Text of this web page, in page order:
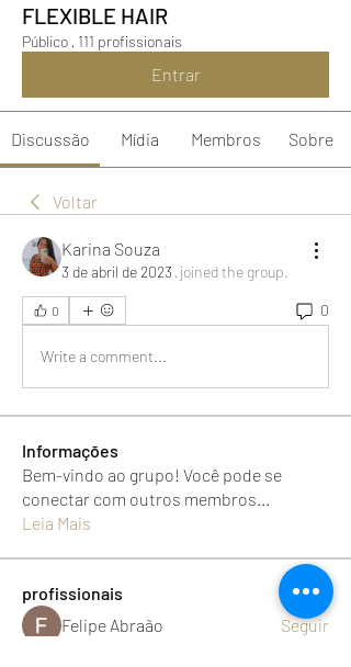
FLEXIBLE HAIR
Público · 111 profissionais
Entrar
Discussão Mídia Membros Sobre
Voltar
Karina Souza
3 de abril de 2023 · joined the group.
0 0
Write a comment...
Informações
Bem-vindo ao grupo! Você pode se
conectar com outros membros...
Leia Mais
profissionais
Felipe Abraão
Seguir